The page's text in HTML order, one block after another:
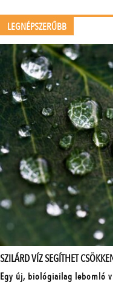
LEGNÉPSZERŰBB